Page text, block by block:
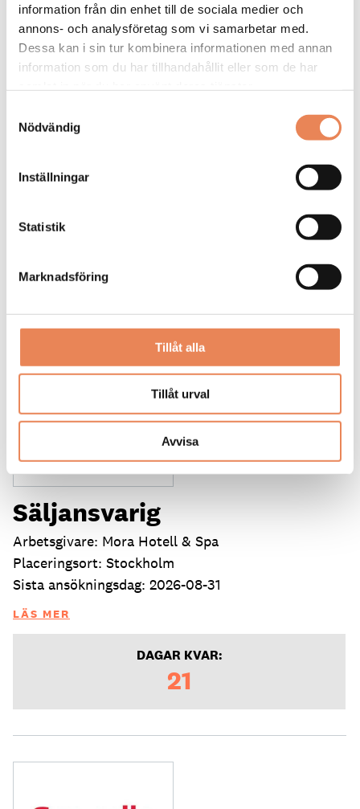
information från din enhet till de sociala medier och
annons- och analysföretag som vi samarbetar med.
Dessa kan i sin tur kombinera informationen med annan
information som du har tillhandahållit eller som de har
Nödvändig
Inställningar
Statistik
Marknadsföring
Tillåt alla
Tillåt urval
Avvisa
Kock
Placeringsort: Dalarö
LÄS MER
Säljansvarig
Arbetsgivare: Mora Hotell & Spa
Placeringsort: Stockholm
Sista ansökningsdag: 2026-08-31
LÄS MER
DAGAR KVAR:
21